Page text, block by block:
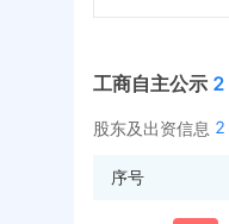
工商自主公示 2
股东及出资信息 2
序号